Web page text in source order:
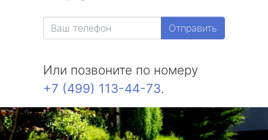
Отправить
Или позвоните по номеру
+7 (499) 113-44-73.